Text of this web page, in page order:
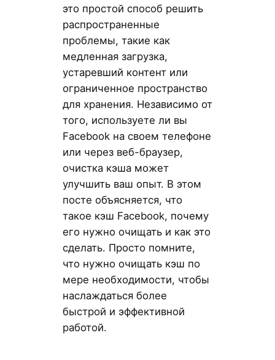
это простой способ решить
распространенные
проблемы, такие как
медленная загрузка,
устаревший контент или
ограниченное пространство
для хранения. Независимо от
того, используете ли вы
Facebook на своем телефоне
или через веб-браузер,
очистка кэша может
улучшить ваш опыт. В этом
посте объясняется, что
такое кэш Facebook, почему
его нужно очищать и как это
сделать. Просто помните,
что нужно очищать кэш по
мере необходимости, чтобы
наслаждаться более
быстрой и эффективной
работой.